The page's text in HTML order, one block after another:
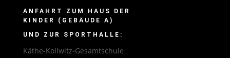
ANFAHRT ZUM HAUS DER
KINDER (GEBÄUDE A)
UND ZUR SPORTHALLE:
Käthe-Kollwitz-Gesamtschule